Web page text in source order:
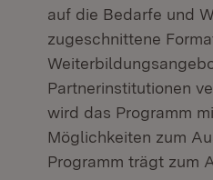
auf die Bedarfe und
zugeschnittene
Partnerinstitutionen
wird das Programm
Möglichkeiten zum
Programm trägt zum